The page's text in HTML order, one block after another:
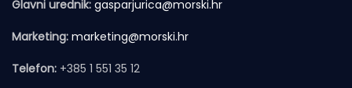
Glavni urednik: gasparjurica@morski.hr
Marketing: marketing@morski.hr
Telefon: +385 1 551 35 12